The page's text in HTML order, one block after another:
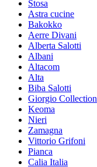
Stosa
Astra cucine
Bakokko
Aerre Divani
Alberta Salotti
Albani
Altacom
Alta
Biba Salotti
Giorgio Collection
Keoma
Nieri
Zamagna
Vittorio Grifoni
Pianca
Calia Italia